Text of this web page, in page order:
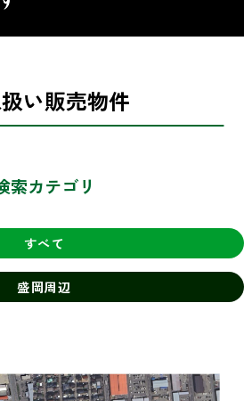
い販売物件
索カテゴリ
すべて
盛岡周辺